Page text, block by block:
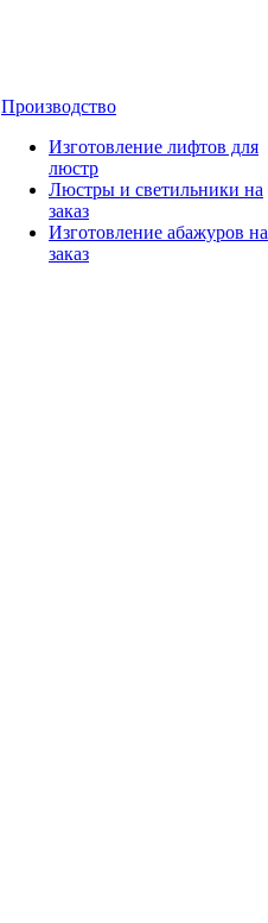
Производство
Изготовление лифтов для
люстр
Люстры и светильники на
заказ
Изготовление абажуров на
заказ